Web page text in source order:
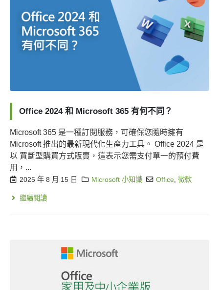
Office 2024 和 Microsoft 365 有何不同？
Microsoft 365 是一種訂閱服務，可確保您隨時擁有
Microsoft 推出的最新現代化生產力工具。 Office 2024 是
以 買斷型購買方式販賣，這表示您需支付單一的預付費
用，...
2025 年 8 月 15 日 Microsoft 小知識 Office,微軟
繼續閱讀